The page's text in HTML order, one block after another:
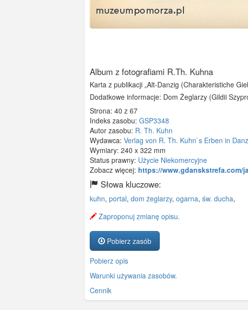
Album z fotografiami R.Th. Kuhna
Karta z publikacji „Alt-Danzig (Charakteristiche
Dodatkowe informacje: Dom Żeglarzy (Gildii
Strona: 40 z 67
Indeks zasobu: GSP3348
Autor zasobu: R. Th. Kuhn
Wydawca: Verlag von R. Th. Kuhn`s Erben in
Wymiary: 240 x 322 mm
Status prawny: Użycie Niekomercyjne
Zobacz więcej: https://www.gdanskstrefa.com/
Słowa kluczowe:
kuhn, portal, dom żeglarzy, ogarna, św. ducha,
Zaproponuj zmianę opisu.
Pobierz zasób
Pobierz opis
Warunki używania zasobów.
Cennik